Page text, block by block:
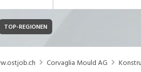
Biotechnologie
TOP-REGIONEN
Corvaglia Mould AG